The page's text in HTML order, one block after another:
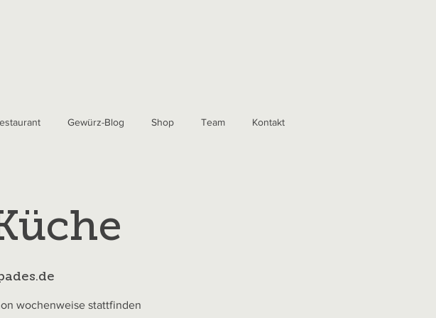
Gewürz-Blog Shop Team Kontakt
wochenweise stattfinden